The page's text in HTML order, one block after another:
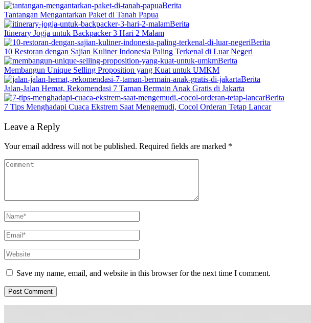
Berita
Tantangan Mengantarkan Paket di Tanah Papua
Berita
Itinerary Jogja untuk Backpacker 3 Hari 2 Malam
Berita
10 Restoran dengan Sajian Kuliner Indonesia Paling Terkenal di Luar Negeri
Berita
Membangun Unique Selling Proposition yang Kuat untuk UMKM
Berita
Jalan-Jalan Hemat, Rekomendasi 7 Taman Bermain Anak Gratis di Jakarta
Berita
7 Tips Menghadapi Cuaca Ekstrem Saat Mengemudi, Cocol Orderan Tetap Lancar
Leave a Reply
Your email address will not be published. Required fields are marked *
Save my name, email, and website in this browser for the next time I comment.